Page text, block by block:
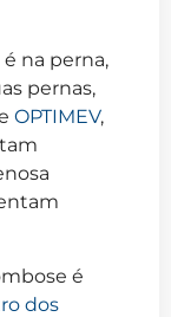
na perna,
pernas,
OPTIMEV,
é
dos